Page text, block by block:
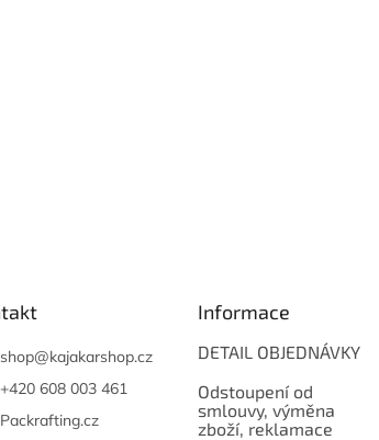
shop@kajakarshop.cz
+420 608 003 461
Packrafting.cz
Informace
DETAIL OBJEDNÁVKY
Odstoupení od
smlouvy, výměna
zboží, reklamace